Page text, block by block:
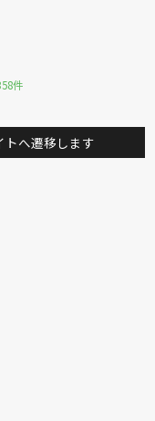
件
トへ遷移します